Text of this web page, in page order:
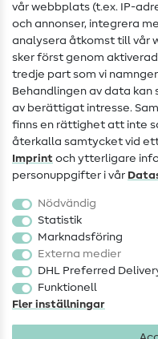
Hjälp & kontakt
Kontakt
Information om byte av
FAQ
Ångerrätt
Populärt
Sytillbehör
Rea
vår webbplats (t.ex. IP-
och annonser, integrera
analysera åtkomst till vår
sker först genom
tredje part som vi
Behandlingen av data kan
av berättigat intresse.
finns en rättighet att inte
återkalla samtycket vid
Imprint och ytterligare
personuppgifter i vår
Nödvändig
Statistik
Marknadsföring
Externa medier
DHL Preferred
Funktionell
Fler inställningar